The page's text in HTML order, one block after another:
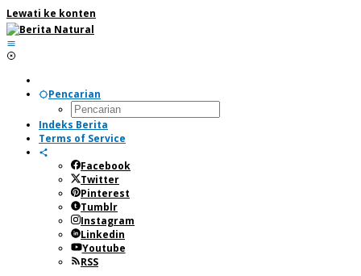
Lewati ke konten
Pencarian
Indeks Berita
Terms of Service
Facebook
Twitter
Pinterest
Tumblr
Instagram
Linkedin
Youtube
RSS